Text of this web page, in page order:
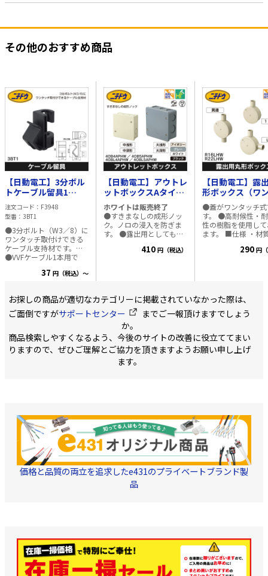
その他のおすすめ商品
【日動電工】3分ボル
トケーブル留具1
3BT1
注文コード
F3948
型番
3BT1
●3分ボルト（W3／8）に
ワンタッチ取付けできる
ケーブル支持材です。
●VVFケーブル1本用で
差し込むだけです。 ■仕
VVF1.6×2C、
VVF1.6×3C、
VVF2.0×2C、
VVF2.6×2C、VVF2.6×3C
・適応本数：1 ・許容静
荷重：9.8N（1kgf）
37 円（税込）～
【日動電工】アウトレ
ットボックスAタイプ
プレート付 中浅形
（アイボリー）
4OB4APJHW
ホワイトは販売終了
●すきまなしの成形ノッ
ク。ノロの浸入を防ぎま
す。 ●露出用としても使
性・耐衝撃性の樹脂を使
形：脱落防止なべ（Ｍ
4×8）×4本
410 円（税込）
【日動電工】露
形ボックス（ワ
チ式）VE16 1方
（アイボリー）
R161JHW
●蓋がワンタッチ
す。 ●高耐候性・
性の樹脂を使用し
ます。 ■仕様 ・材質： 硬
皿（Ｍ4×8）×1本
290 円
お探しの商品が適切なカテゴリーに掲載されていなかった際は、
ご面倒ですがサポートセンター
までご一報頂けますでしょう
か。
商品検索しやすくなるよう、今後のサイトの改善に役立ててまい
りますので、ぜひご理解とご協力を頂きますようお願い申し上げ
ます。
価格と品質の両立を追求したe431のプライベートブランド製
品